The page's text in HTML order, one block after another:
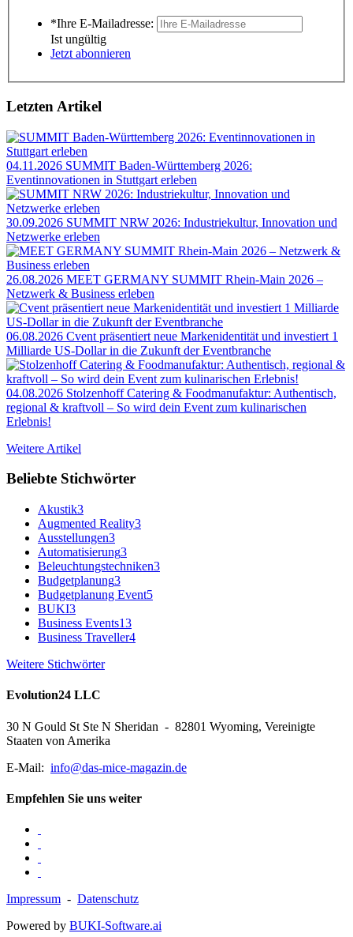
*Ihre E-Mailadresse:
Ist ungültig
Jetzt abonnieren
Letzten Artikel
04.11.2026 SUMMIT Baden-Württemberg 2026:
Eventinnovationen in Stuttgart erleben
30.09.2026 SUMMIT NRW 2026: Industriekultur, Innovation und
Netzwerke erleben
26.08.2026 MEET GERMANY SUMMIT Rhein-Main 2026 –
Netzwerk & Business erleben
06.08.2026 Cvent präsentiert neue Markenidentität und investiert 1
Milliarde US-Dollar in die Zukunft der Eventbranche
04.08.2026 Stolzenhoff Catering & Foodmanufaktur: Authentisch,
regional & kraftvoll – So wird dein Event zum kulinarischen
Erlebnis!
Weitere Artikel
Beliebte Stichwörter
Akustik3
Augmented Reality3
Ausstellungen3
Automatisierung3
Beleuchtungstechniken3
Budgetplanung3
Budgetplanung Event5
BUKI3
Business Events13
Business Traveller4
Weitere Stichwörter
Evolution24 LLC
30 N Gould St Ste N Sheridan - 82801 Wyoming, Vereinigte
Staaten von Amerika
E-Mail: info@das-mice-magazin.de
Empfehlen Sie uns weiter
Impressum - Datenschutz
Powered by BUKI-Software.ai